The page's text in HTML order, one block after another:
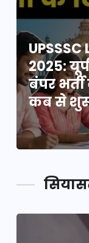
2025:
बंपर
कब से